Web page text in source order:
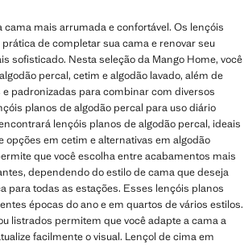
cama mais arrumada e confortável. Os lençóis
de completar sua cama e renovar seu
sofisticado. Nesta seleção da Mango Home, você
percal, cetim e algodão lavado, além de
padronizadas para combinar com diversos
planos de algodão percal para uso diário
lençóis planos de algodão percal, ideais
opções em cetim e alternativas em algodão
que você escolha entre acabamentos mais
dependendo do estilo de cama que deseja
para todas as estações. Esses lençóis planos
épocas do ano e em quartos de vários estilos.
listrados permitem que você adapte a cama a
facilmente o visual. Lençol de cima em